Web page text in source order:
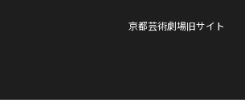
京都芸術劇場旧サイト